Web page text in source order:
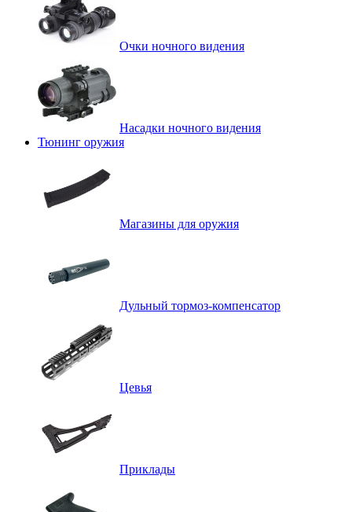
Очки ночного видения
Насадки ночного видения
Тюнинг оружия
Магазины для оружия
Дульный тормоз-компенсатор
Цевья
Приклады